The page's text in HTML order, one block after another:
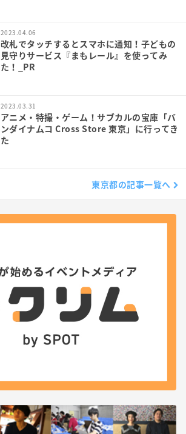
2023.04.06
改札でタッチするとスマホに通知！子どもの
見守りサービス『まもレール』を使ってみ
た！_PR
2023.03.31
アニメ・特撮・ゲーム！サブカルの宝庫「バ
ンダイナムコ Cross Store 東京」に行ってき
た
東京都の記事一覧へ